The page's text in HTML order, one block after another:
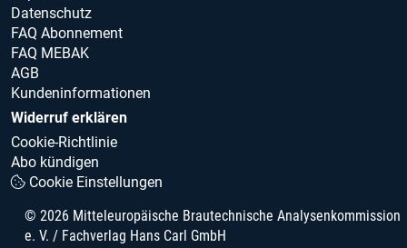
Datenschutz
FAQ Abonnement
FAQ MEBAK
AGB
Kundeninformationen
Widerruf erklären
Cookie-Richtlinie
Abo kündigen
Cookie Einstellungen
© 2026 Mitteleuropäische Brautechnische Analysenkommission
e. V. / Fachverlag Hans Carl GmbH